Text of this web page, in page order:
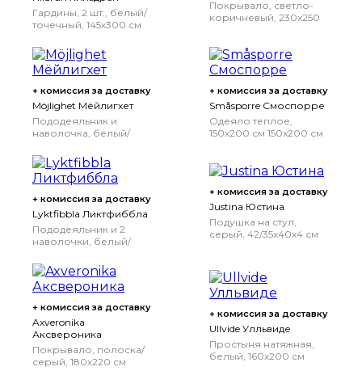
Гардины, 2 шт., белый/
точечный, 145x300 см
Покрывало, светло-
коричневый, 230x250
+ комиссия за доставку
Möjlighet Мёйлигхет
Пододеяльник и
наволочка, белый/
150x200/50x70 см
+ комиссия за доставку
Småsporre Смоспорре
Одеяло теплое,
150x200 см 150x200 см
+ комиссия за доставку
Lyktfibbla Ликтфиббла
Пододеяльник и 2
наволочки, белый/
см 200x200/50x70 см
+ комиссия за доставку
Justina Юстина
Подушка на стул,
серый, 42/35x40x4 см
+ комиссия за доставку
Axveronika
Аксвероника
Покрывало, полоска/
серый, 180x220 см
+ комиссия за доставку
Ullvide Улльвиде
Простыня натяжная,
белый, 160x200 см